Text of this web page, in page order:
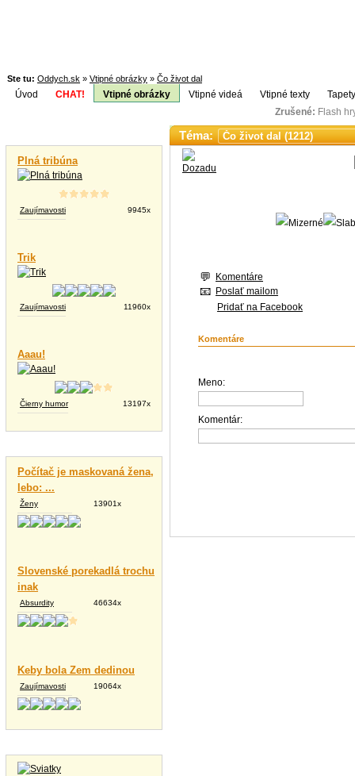
Ste tu: Oddych.sk » Vtipné obrázky » Čo život dal
Úvod CHAT! Vtipné obrázky Vtipné videá Vtipné texty
Zrušené: Flash
Plná tribúna
Zaujímavosti 9945x
Trik
Zaujímavosti 11960x
Aaau!
Čierny humor 13197x
Počítač je maskovaná žena,
lebo: ...
Ženy 13901x
Slovenské porekadlá trochu
inak
Absurdity 46634x
Keby bola Zem dedinou
Zaujímavosti 19064x
Téma:
Komentáre
Poslať mailom
Pridať na Facebook
Komentáre
Meno:
Komentár: